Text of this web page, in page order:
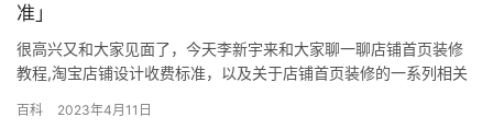
准」
很高兴又和大家见面了，今天李新宇来和大家聊一聊店铺首页装修
教程,淘宝店铺设计收费标准，以及关于店铺首页装修的一系列相关
你们！ 淘宝店铺首页装修怎么装修？淘宝店铺的首页需要怎么装
百科 2023年4月11日